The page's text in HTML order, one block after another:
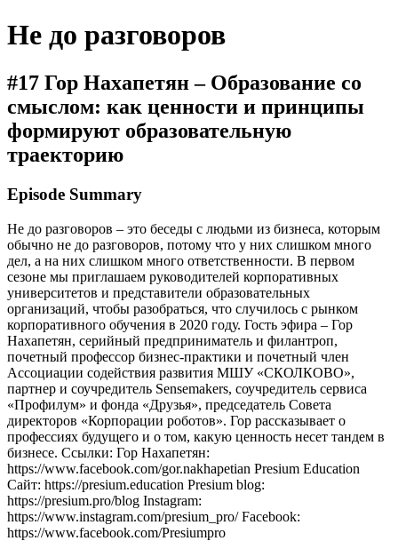
Не до разговоров
#17 Гор Нахапетян – Образование со
смыслом: как ценности и принципы
формируют образовательную
траекторию
Episode Summary
Не до разговоров – это беседы с людьми из бизнеса, которым
обычно не до разговоров, потому что у них слишком много
дел, а на них слишком много ответственности. В первом
сезоне мы приглашаем руководителей корпоративных
университетов и представители образовательных
организаций, чтобы разобраться, что случилось с рынком
корпоративного обучения в 2020 году. Гость эфира – Гор
Нахапетян, серийный предприниматель и филантроп,
почетный профессор бизнес-практики и почетный член
Ассоциации содействия развития МШУ «СКОЛКОВО»,
партнер и соучредитель Sensemakers, соучредитель сервиса
«Профилум» и фонда «Друзья», председатель Совета
директоров «Корпорации роботов». Гор рассказывает о
профессиях будущего и о том, какую ценность несет тандем в
бизнесе. Ссылки: Гор Нахапетян:
https://www.facebook.com/gor.nakhapetian Presium Education
Сайт: https://presium.education Presium blog:
https://presium.pro/blog Instagram:
https://www.instagram.com/presium_pro/ Facebook:
https://www.facebook.com/Presiumpro